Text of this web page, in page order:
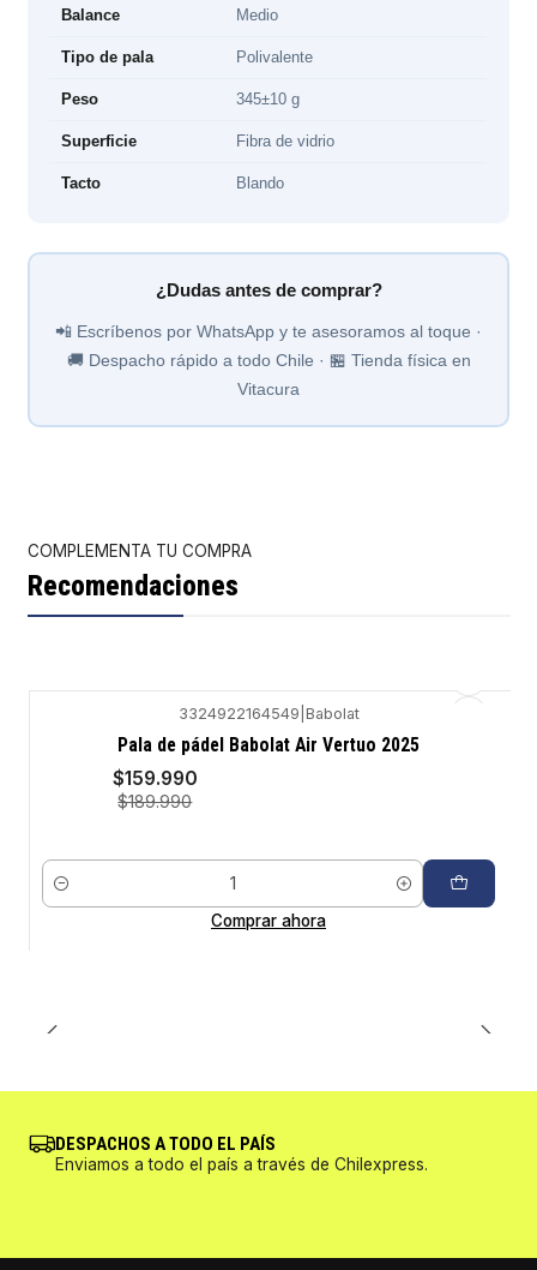
Balance Medio
Tipo de pala Polivalente
Peso 345±10 g
Superficie Fibra de vidrio
Tacto Blando
¿Dudas antes de comprar?
📲 Escríbenos por WhatsApp y te asesoramos al toque ·
🚚 Despacho rápido a todo Chile · 🏪 Tienda física en
Vitacura
COMPLEMENTA TU COMPRA
Recomendaciones
3324922164549 Babolat
Pala de pádel Babolat Air Vertuo 2025
$159.990
$189.990
Cantidad
Comprar ahora
DESPACHOS A TODO EL PAÍS
Enviamos a todo el país a través de Chilexpress.